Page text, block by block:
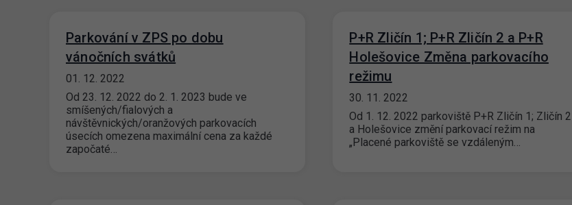
Parkování v ZPS po dobu
vánočních svátků
01. 12. 2022
Od 23. 12. 2022 do 2. 1. 2023 bude ve
smíšených/fialových a
návštěvnických/oranžových parkovacích
úsecích omezena maximální cena za každé
započaté…
P+R Zličín 1; P+R Zličín 2 a P+R
Holešovice Změna parkovacího
režimu
30. 11. 2022
Od 1. 12. 2022 parkoviště P+R Zličín 1; Zličín 2
a Holešovice změní parkovací režim na
„Placené parkoviště se vzdáleným…